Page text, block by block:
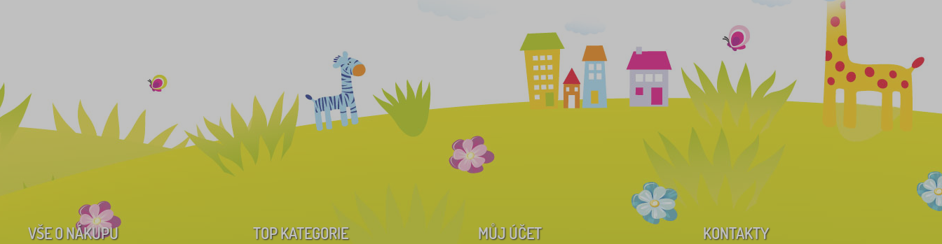
VŠE O NÁKUPU TOP KATEGORIE MŮJ ÚČET KONTAKTY